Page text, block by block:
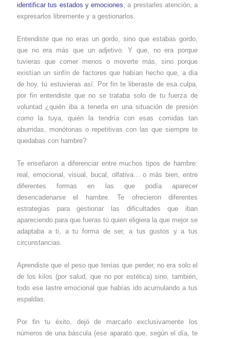
identificar tus estados y emociones , a prestarles atención, a
expresarlos libremente y a gestionarlos.
Entendiste que no eras un gordo, sino que estabas gordo,
que no era más que un adjetivo. Y que, no era porque
tuvieras que comer menos o moverte más, sino porque
existían un sinfín de factores que habían hecho que, a día
de hoy, tú estuvieras así. Por fin te liberaste de esa culpa,
por fin entendiste que no se trataba solo de tu fuerza de
voluntad ¿quién iba a tenerla en una situación de presión
como la tuya, quién la tendría con esas comidas tan
aburridas, monótonas o repetitivas con las que siempre te
quedabas con hambre?
Te enseñaron a diferenciar entre muchos tipos de hambre:
real, emocional, visual, bucal, olfativa… o más bien, entre
diferentes formas en las que podía aparecer
desencadenarse el hambre. Te ofrecieron diferentes
estrategias para gestionar las dificultades que iban
apareciendo para que fueras tú quien eligiera la que mejor se
adaptaba a ti, a tu forma de ser, a tus gustos y a tus
circunstancias.
Aprendiste que el peso que tenías que perder, no era solo el
de los kilos (por salud, que no por estética) sino, también,
todo ese lastre emocional que habías ido acumulando a tus
espaldas.
Por fin tu éxito, dejó de marcarlo exclusivamente los
números de una báscula (ese aparato que, según el día, te